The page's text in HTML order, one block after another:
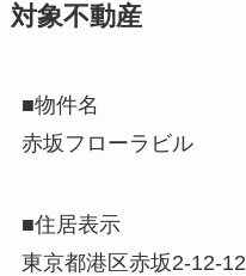
対象不動産
■物件名
赤坂フローラビル
■住居表示
東京都港区赤坂2-12-12